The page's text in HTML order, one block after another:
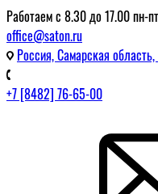
Работаем с 8.30 до 17.00 пн-пт
office@saton.ru
Россия, Самарская
+7 [8482] 76-65-00